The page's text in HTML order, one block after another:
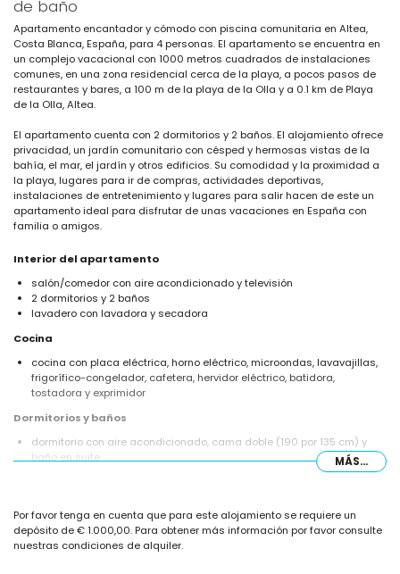
de baño
Apartamento encantador y cómodo con piscina comunitaria en Altea,
Costa Blanca, España, para 4 personas. El apartamento se encuentra en
un complejo vacacional con 1000 metros cuadrados de instalaciones
comunes, en una zona residencial cerca de la playa, a pocos pasos de
restaurantes y bares, a 100 m de la playa de la Olla y a 0.1 km de Playa
de la Olla, Altea.
El apartamento cuenta con 2 dormitorios y 2 baños. El alojamiento ofrece
privacidad, un jardín comunitario con césped y hermosas vistas de la
bahía, el mar, el jardín y otros edificios. Su comodidad y la proximidad a
la playa, lugares para ir de compras, actividades deportivas,
instalaciones de entretenimiento y lugares para salir hacen de este un
apartamento ideal para disfrutar de unas vacaciones en España con
familia o amigos.
Interior del apartamento
salón/comedor con aire acondicionado y televisión
2 dormitorios y 2 baños
lavadero con lavadora y secadora
Cocina
cocina con placa eléctrica, horno eléctrico, microondas, lavavajillas,
frigorífico-congelador, cafetera, hervidor eléctrico, batidora,
tostadora y exprimidor
Dormitorios y baños
dormitorio con aire acondicionado, cama doble (190 por 135 cm) y
baño en suite
dormitorio con aire acondicionado, 2 camas individuales (190 por 90
aseo
baño con lavabo individual, ducha y aseo
MÁS...
Por favor tenga en cuenta que para este alojamiento se requiere un
depósito de € 1.000,00. Para obtener más información por favor consulte
nuestras condiciones de alquiler.